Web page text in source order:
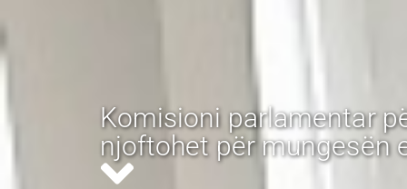
Komisioni parlamentar
njoftohet për mungesën